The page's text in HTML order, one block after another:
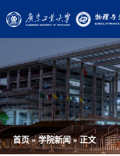
首页»学院新闻» 正文